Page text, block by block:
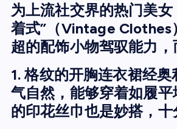
为上流社交界的热门美
着式”（Vintage Clothes
超的配饰小物驾驭能力，
1. 格纹的开胸连衣裙经
气自然，能够穿着如履
的印花丝巾也是妙搭，十